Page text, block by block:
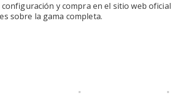
y compra en el sitio web oficial
sobre la gama completa.